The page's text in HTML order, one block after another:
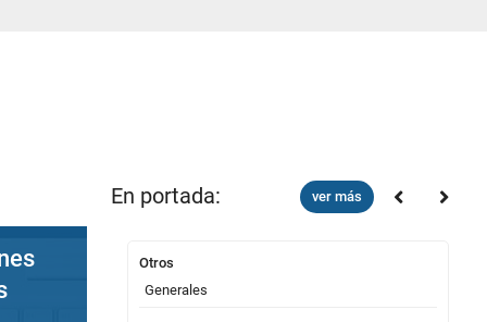
En portada: ver más
Otros
Generales